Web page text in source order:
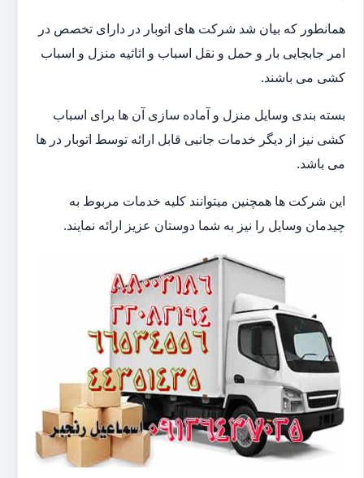
همانطور که بیان شد شرکت های اتوبار در دارای تخصص در
امر جابجایی بار و حمل و نقل اسباب و اثاثیه منزل و اسباب
کشی می باشند.
بسته بندی وسایل منزل و آماده سازی آن ها برای اسباب
کشی نیز از دیگر خدمات جانبی قابل ارائه توسط اتوبار در ها
می باشد.
این شرکت ها همچنین میتوانند کلیه خدمات مربوط به
چیدمان وسایل را نیز به شما دوستان عزیز ارائه نمایند.